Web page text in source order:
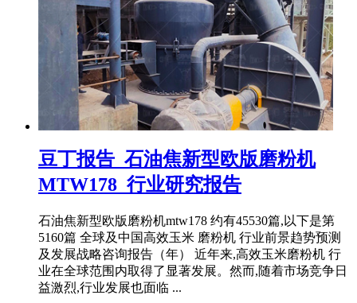
豆丁报告_石油焦新型欧版磨粉机
MTW178_行业研究报告
石油焦新型欧版磨粉机mtw178 约有45530篇,以下是第
5160篇 全球及中国高效玉米 磨粉机 行业前景趋势预测
及发展战略咨询报告（年） 近年来,高效玉米磨粉机 行
业在全球范围内取得了显著发展。然而,随着市场竞争日
益激烈,行业发展也面临 ...